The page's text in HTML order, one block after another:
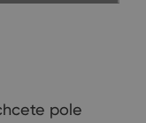
pole